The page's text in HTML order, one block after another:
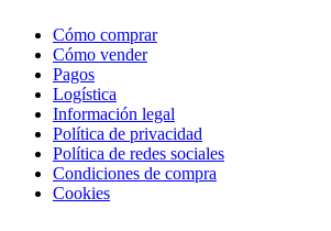
Cómo comprar
Cómo vender
Pagos
Logística
Información legal
Política de privacidad
Política de redes sociales
Condiciones de compra
Cookies